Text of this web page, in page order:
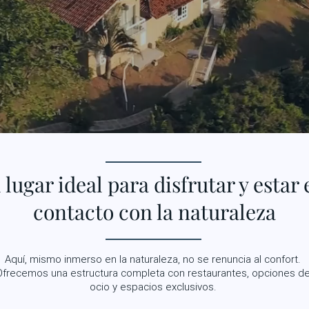
lugar ideal para disfrutar y estar
contacto con la naturaleza
​Aquí, mismo inmerso en la naturaleza, no se renuncia al confort.
una estructura completa con restaurantes, opciones
ocio y espacios exclusivos.